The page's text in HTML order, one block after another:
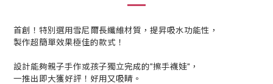
首創！特別選用雪尼爾長纖維材質，提昇吸水功能性，
製作超簡單效果極佳的款式！
設計能夠親子手作或孩子獨立完成的"擦手襪娃"，
一推出即大獲好評！好用又吸睛。